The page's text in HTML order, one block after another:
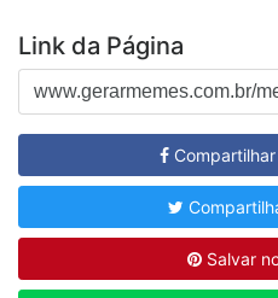
Link da Página
Compartilhar
Salvar